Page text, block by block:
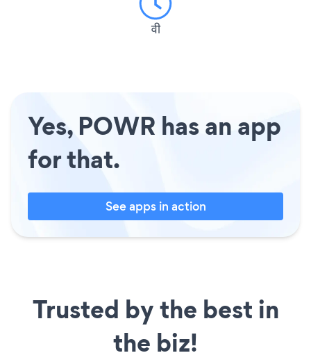
वी
Yes, POWR has an app
for that.
See apps in action
Trusted by the best in
the biz!